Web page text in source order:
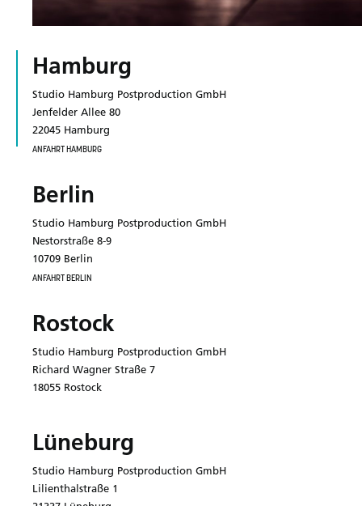
Hamburg
Studio Hamburg Postproduction GmbH
Jenfelder Allee 80
22045 Hamburg
ANFAHRT HAMBURG
Berlin
Studio Hamburg Postproduction GmbH
Nestorstraße 8-9
10709 Berlin
ANFAHRT BERLIN
Rostock
Studio Hamburg Postproduction GmbH
Richard Wagner Straße 7
18055 Rostock
Lüneburg
Studio Hamburg Postproduction GmbH
Lilienthalstraße 1